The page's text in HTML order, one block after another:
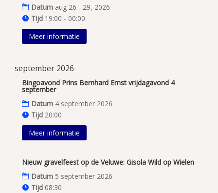
Datum aug 26 - 29, 2026
Tijd 19:00 - 00:00
Meer informatie
september 2026
Bingoavond Prins Bernhard Emst vrijdagavond 4
september
Datum 4 september 2026
Tijd 20:00
Meer informatie
Nieuw gravelfeest op de Veluwe: Gisola Wild op Wielen
Datum 5 september 2026
Tijd 08:30